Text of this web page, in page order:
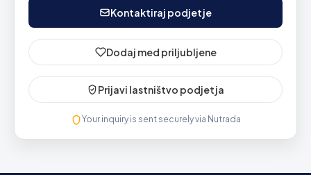
Kontaktiraj podjetje
Dodaj med priljubljene
Prijavi lastništvo podjetja
Your inquiry is sent securely via Nutrada